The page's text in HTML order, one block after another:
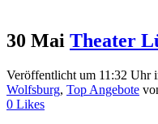
30 Mai Theater
Veröffentlicht um 11:32 Uhr
Wolfsburg, Top Angebote
0 Likes